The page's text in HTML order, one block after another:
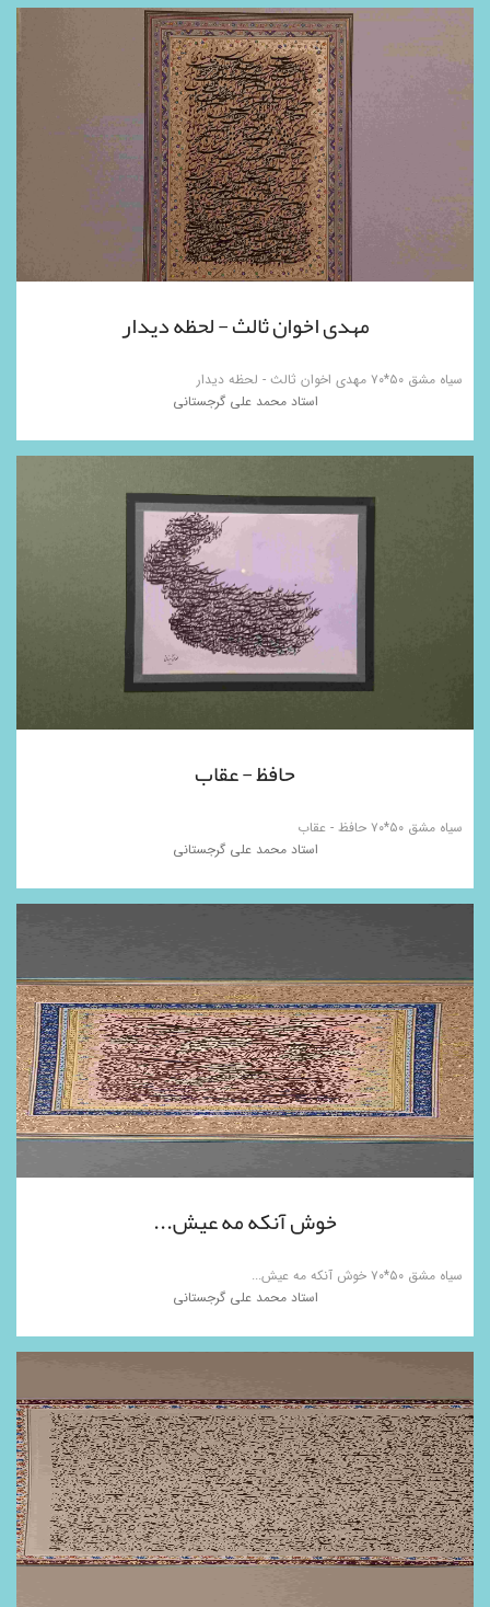
مهدی اخوان ثالث - لحظه دیدار
سیاه مشق ۵۰*۷۰ مهدی اخوان ثالث - لحظه دیدار
استاد محمد علی گرجستانی
حافظ - عقاب
سیاه مشق ۵۰*۷۰ حافظ - عقاب
استاد محمد علی گرجستانی
خوش آنکه مه عیش...
سیاه مشق ۵۰*۷۰ خوش آنکه مه عیش...
استاد محمد علی گرجستانی